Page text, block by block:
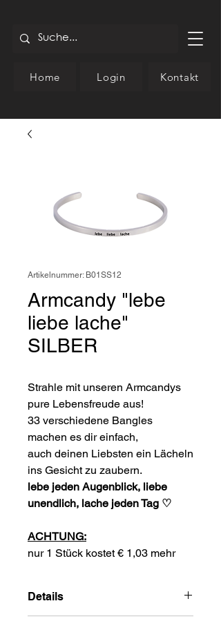
Home Login Kontakt
Artikelnummer: B01SS12
Armcandy "lebe
liebe lache"
SILBER
Strahle mit unseren Armcandys
pure Lebensfreude aus!
33 verschiedene Bangles
machen es dir einfach,
auch deinen Liebsten ein Lächeln
ins Gesicht zu zaubern.
lebe jeden Augenblick, liebe
unendlich, lache jeden Tag ♡
ACHTUNG:
nur 1 Stück kostet € 1,03 mehr
Details